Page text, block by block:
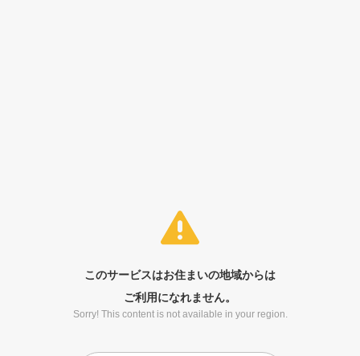
このサービスはお住まいの地域からは
ご利用になれません。
Sorry! This content is not available in your region.